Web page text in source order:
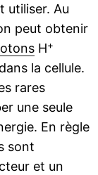
utiliser. Au
peut obtenir
H+
la cellule.
rares
une seule
En règle
sont
et un